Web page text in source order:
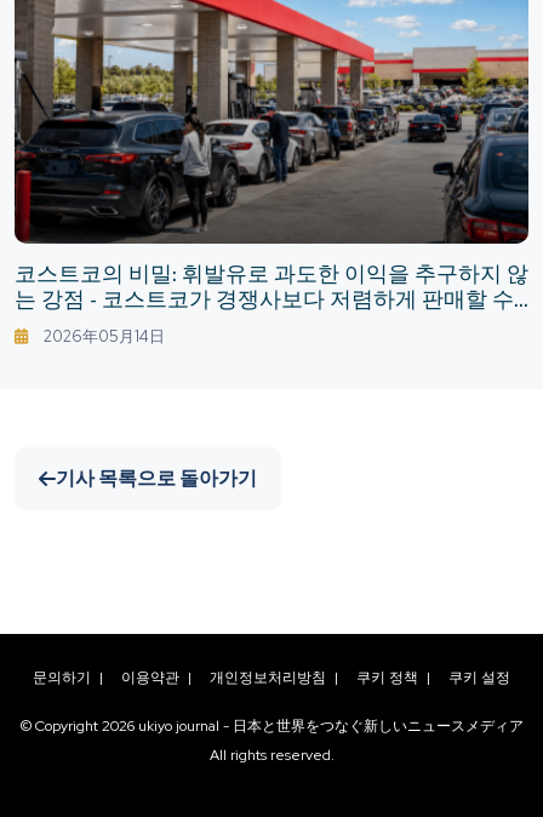
코스트코의 비밀: 휘발유로 과도한 이익을 추구하지 않
는 강점 - 코스트코가 경쟁사보다 저렴하게 판매할 수
있는 비즈니스 구조
2026年05月14日
기사 목록으로 돌아가기
문의하기 | 이용약관 | 개인정보처리방침 | 쿠키 정책 | 쿠키 설정
© Copyright2026 ukiyo journal - 日本と世界をつなぐ新しいニュースメディア
All rights reserved.